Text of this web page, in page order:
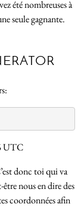
été nombreuses à
seule gagnante.
UTC
donc toi qui va
nous en dire des
coordonnées afin